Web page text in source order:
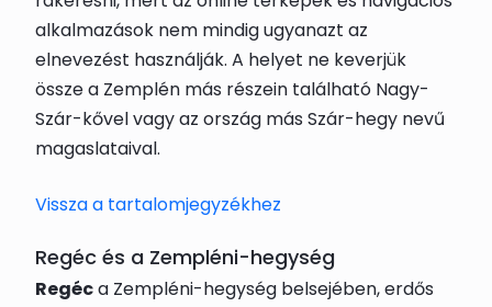
alkalmazások nem mindig ugyanazt az
elnevezést használják. A helyet ne keverjük
össze a Zemplén más részein található Nagy-
Szár-kővel vagy az ország más Szár-hegy nevű
magaslataival.
Vissza a tartalomjegyzékhez
Regéc és a Zempléni-hegység
Regéca Zempléni-hegység belsejében, erdős